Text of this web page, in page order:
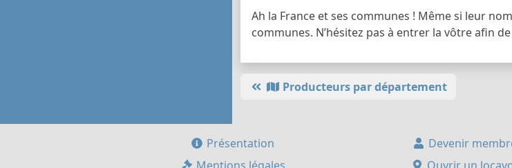
Ah la France et ses communes ! Même si leur
communes. N’hésitez pas à entrer la vôtre afin
Producteurs par département
Présentation
Devenir